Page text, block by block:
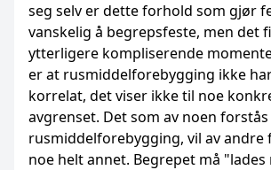
seg selv er dette forhold som gjør
vanskelig å begrepsfeste, men det
ytterligere kompliserende
er at rusmiddelforebygging ikke
korrelat, det viser ikke til noe
avgrenset. Det som av noen
rusmiddelforebygging, vil av andre
noe helt annet. Begrepet må